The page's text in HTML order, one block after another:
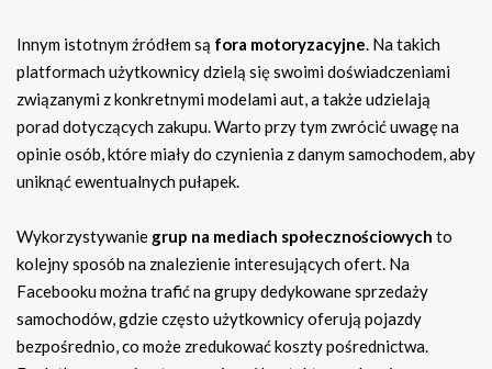
Innym istotnym źródłem są fora motoryzacyjne. Na takich
platformach użytkownicy dzielą się swoimi doświadczeniami
związanymi z konkretnymi modelami aut, a także udzielają
porad dotyczących zakupu. Warto przy tym zwrócić uwagę na
opinie osób, które miały do czynienia z danym samochodem, aby
uniknąć ewentualnych pułapek.
Wykorzystywanie grup na mediach społecznościowych to
kolejny sposób na znalezienie interesujących ofert. Na
Facebooku można trafić na grupy dedykowane sprzedaży
samochodów, gdzie często użytkownicy oferują pojazdy
bezpośrednio, co może zredukować koszty pośrednictwa.